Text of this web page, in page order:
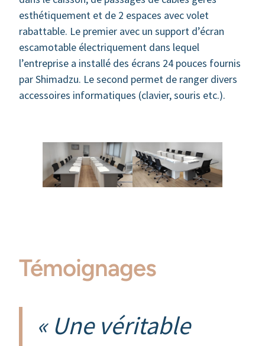
esthétiquement et de 2 espaces avec volet
rabattable. Le premier avec un support d’écran
escamotable électriquement dans lequel
l’entreprise a installé des écrans 24 pouces fournis
par Shimadzu. Le second permet de ranger divers
accessoires informatiques (clavier, souris etc.).
Témoignages
« Une véritable